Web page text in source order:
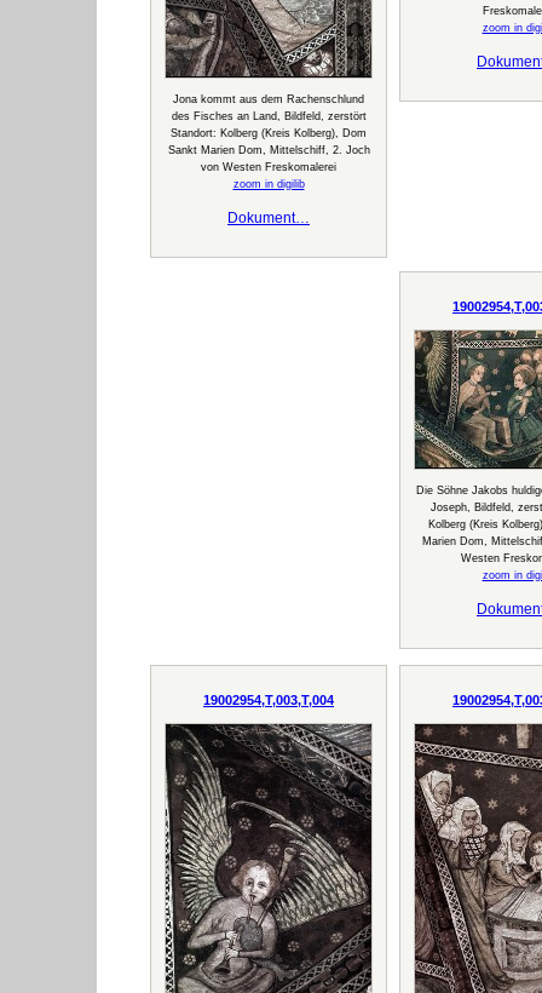
Jona kommt aus dem Rachenschlund
des Fisches an Land, Bildfeld, zerstört
Standort: Kolberg (Kreis Kolberg), Dom
Sankt Marien Dom, Mittelschiff, 2. Joch
von Westen Freskomalerei
zoom in digilib
Dokument…
zoom in
Die Söhne Jakobs
Joseph, Bildfeld,
Kolberg (Kreis
Marien Dom,
Westen
zoom in
19002954,T,003,T,004